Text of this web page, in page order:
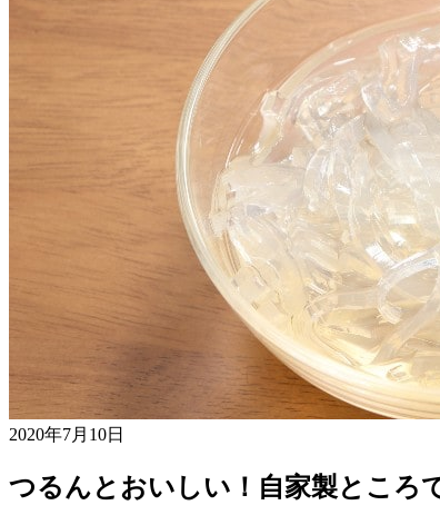
2020年7月10日
つるんとおいしい！自家製ところ